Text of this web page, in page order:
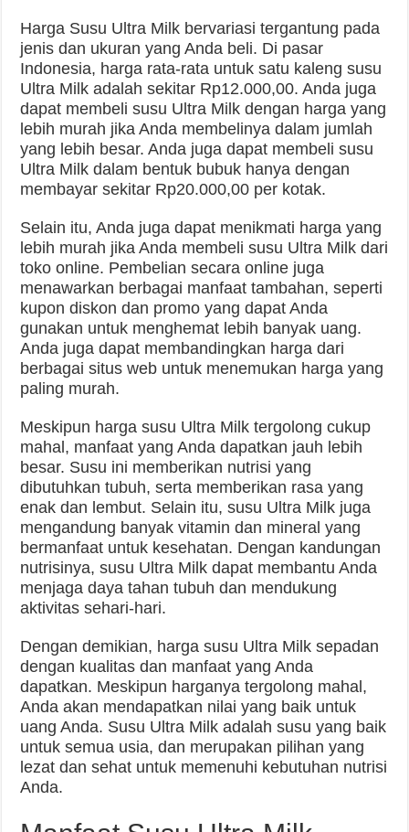
Harga Susu Ultra Milk bervariasi tergantung pada
jenis dan ukuran yang Anda beli. Di pasar
Indonesia, harga rata-rata untuk satu kaleng susu
Ultra Milk adalah sekitar Rp12.000,00. Anda juga
dapat membeli susu Ultra Milk dengan harga yang
lebih murah jika Anda membelinya dalam jumlah
yang lebih besar. Anda juga dapat membeli susu
Ultra Milk dalam bentuk bubuk hanya dengan
membayar sekitar Rp20.000,00 per kotak.
Selain itu, Anda juga dapat menikmati harga yang
lebih murah jika Anda membeli susu Ultra Milk dari
toko online. Pembelian secara online juga
menawarkan berbagai manfaat tambahan, seperti
kupon diskon dan promo yang dapat Anda
gunakan untuk menghemat lebih banyak uang.
Anda juga dapat membandingkan harga dari
berbagai situs web untuk menemukan harga yang
paling murah.
Meskipun harga susu Ultra Milk tergolong cukup
mahal, manfaat yang Anda dapatkan jauh lebih
besar. Susu ini memberikan nutrisi yang
dibutuhkan tubuh, serta memberikan rasa yang
enak dan lembut. Selain itu, susu Ultra Milk juga
mengandung banyak vitamin dan mineral yang
bermanfaat untuk kesehatan. Dengan kandungan
nutrisinya, susu Ultra Milk dapat membantu Anda
menjaga daya tahan tubuh dan mendukung
aktivitas sehari-hari.
Dengan demikian, harga susu Ultra Milk sepadan
dengan kualitas dan manfaat yang Anda
dapatkan. Meskipun harganya tergolong mahal,
Anda akan mendapatkan nilai yang baik untuk
uang Anda. Susu Ultra Milk adalah susu yang baik
untuk semua usia, dan merupakan pilihan yang
lezat dan sehat untuk memenuhi kebutuhan nutrisi
Anda.